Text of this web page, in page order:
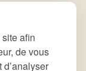
afin
de vous